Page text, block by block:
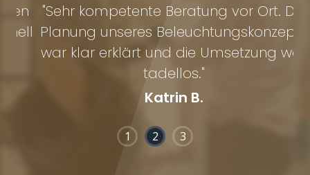
"Sehr kompetente Beratung vor Ort. Die
Planung unseres Beleuchtungskonzepts
war klar erklärt und die Umsetzung war
tadellos."
Katrin B.
1 2 3